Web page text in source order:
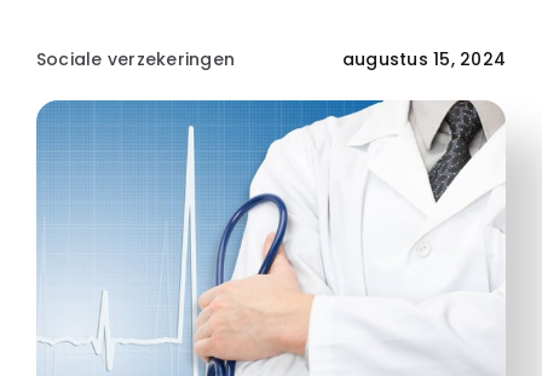
Sociale verzekeringen augustus 15, 2024